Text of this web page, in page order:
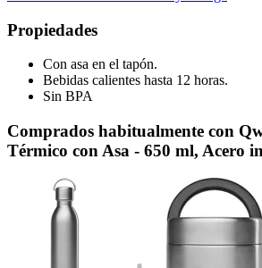
Propiedades
Con asa en el tapón.
Bebidas calientes hasta 12 horas.
Sin BPA
Comprados habitualmente con
Térmico con Asa - 650 ml, Acero